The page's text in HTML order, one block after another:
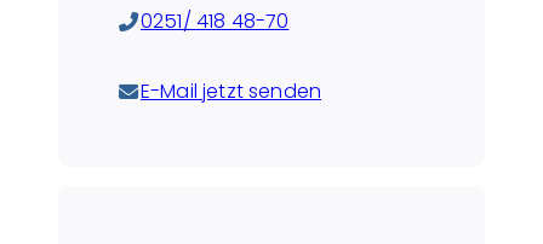
0251/ 418 48-70
E-Mail jetzt senden